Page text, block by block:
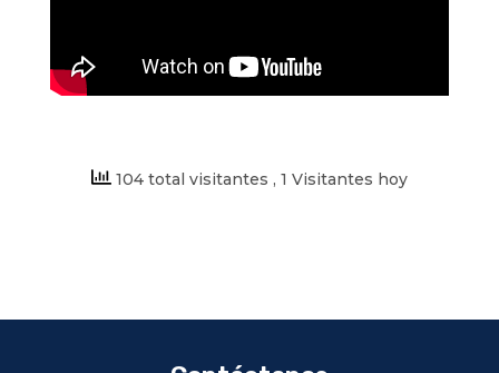
104 total visitantes , 1 Visitantes hoy